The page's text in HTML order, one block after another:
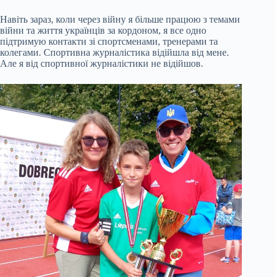
Навіть зараз, коли через війну я більше працюю з темами
війни та життя українців за кордоном, я все одно
підтримую контакти зі спортсменами, тренерами та
колегами. Спортивна журналістика відійшла від мене.
Але я від спортивної журналістики не відійшов.